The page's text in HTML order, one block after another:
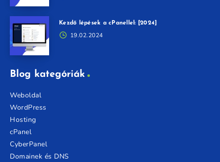
Kezdő lépések a cPanellel: [2024]
19.02.2024
Blog kategóriák
Weboldal
WordPress
Hosting
cPanel
CyberPanel
Domainek és DNS